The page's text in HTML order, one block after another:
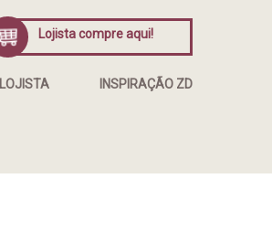
LOJISTA INSPIRAÇÃO ZD
Lojista compre aqui!